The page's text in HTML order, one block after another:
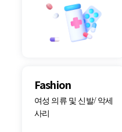
Fashion
여성 의류 및 신발/ 악세
사리